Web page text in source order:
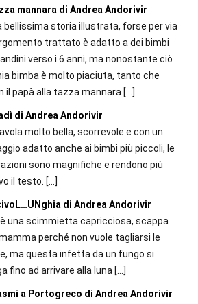
mannara di Andrea Andorivir
bellissima storia illustrata, forse per via
trattato è adatto a dei bimbi
verso i 6 anni, ma nonostante ciò
bimba è molto piaciuta, tanto che
il papà alla tazza mannara […]
di Andrea Andorivir
molto bella, scorrevole e con un
adatto anche ai bimbi più piccoli, le
sono magnifiche e rendono più
il testo. […]
di Andrea Andorivir
è una scimmietta capricciosa, scappa
perché non vuole tagliarsi le
ma questa infetta da un fungo si
fino ad arrivare alla luna[…]
a Portogreco di Andrea Andorivir